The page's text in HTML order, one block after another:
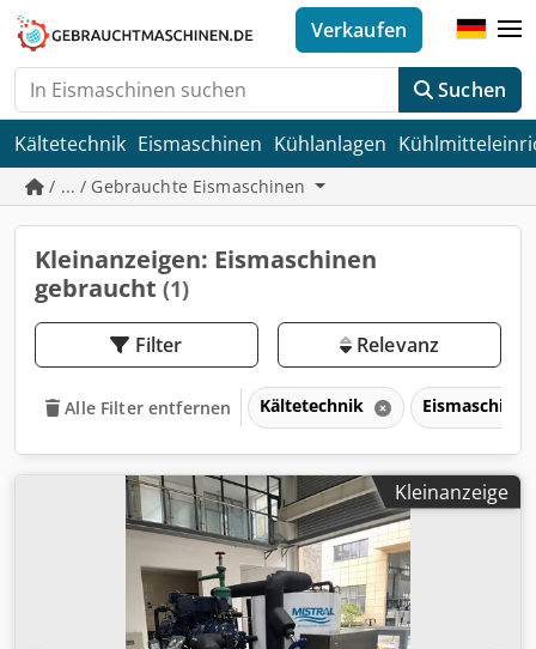
Suchen
Verkaufen
Kältetechnik Eismaschinen Kühlanlagen
/ ... / Gebrauchte Eismaschinen
Kleinanzeigen: Eismaschinen
gebraucht (1)
Filter Relevanz
Alle Filter entfernen Kältetechnik
Kleinanzeige